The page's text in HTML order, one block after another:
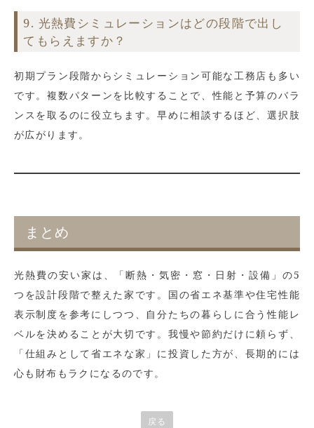
9. 光熱費シミュレーションはどの段階で出し
てもらえますか？
初期プラン段階からシミュレーション可能な工務店も多い
です。複数パターンを比較することで、性能と予算のバラ
ンスを取るのに役立ちます。早めに相談するほど、選択肢
が広がります。
まとめ
光熱費の安い家は、「断熱・気密・窓・日射・設備」の5
つを設計段階で整えた家です。国の省エネ基準や住宅性能
表示制度を参考にしつつ、自分たちの暮らしに合う性能レ
ベルを決めることが大切です。我慢や節約だけに頼らず、
「仕組みとして省エネな家」に投資した方が、長期的には
心も財布もラクになるのです。
戻る